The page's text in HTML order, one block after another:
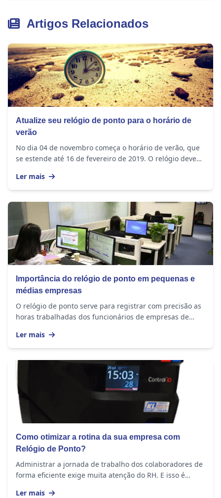
Artigos Relacionados
Atualize seu relógio de ponto para o horário de
verão
No dia 04 de novembro começa o horário de verão, que
se estende até 16 de fevereiro de 2019. O relógio deve
Ler mais
Importância do relógio de ponto em pequenas e
médias empresas
O relógio de ponto serve para registrar com precisão as
horas trabalhadas dos funcionários de empresas de
Ler mais
Como otimizar a rotina da sua empresa com
Relógio de Ponto?
Administrar a jornada de trabalho dos colaboradores de
forma eficiente exige muita atenção do RH. E isso é
Ler mais